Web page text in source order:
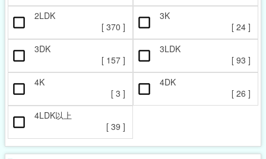
2LDK
[ 370 ]
3K
[ 24 ]
3DK
[ 157 ]
3LDK
[ 93 ]
4K
[ 3 ]
4DK
[ 26 ]
4LDK以上
[ 39 ]